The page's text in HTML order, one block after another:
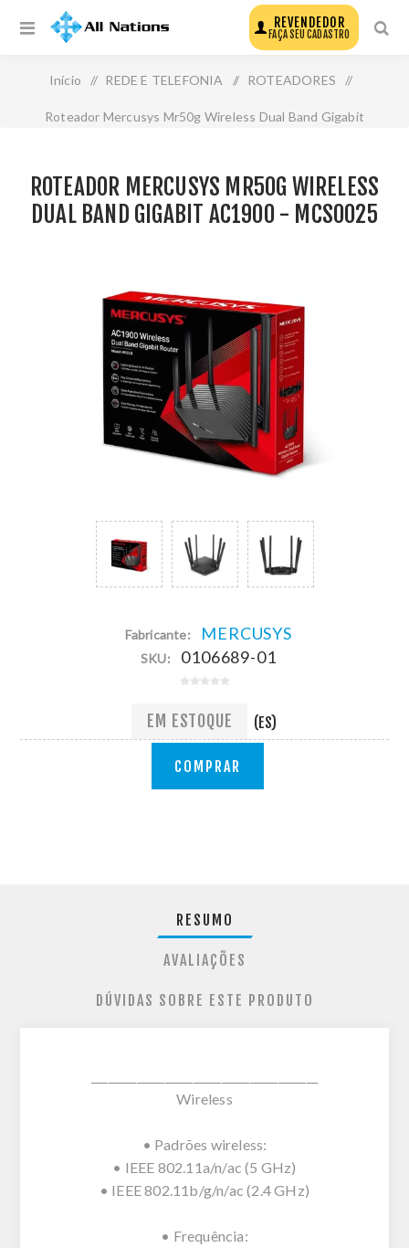
REVENDEDOR
FAÇA SEU CADASTRO
Início / REDE E TELEFONIA / ROTEADORES /
Roteador Mercusys Mr50g Wireless Dual Band Gigabit
ROTEADOR MERCUSYS MR50G WIRELESS
DUAL BAND GIGABIT AC1900 - MCS0025
Fabricante: MERCUSYS
SKU: 0106689-01
EM ESTOQUE (ES)
COMPRAR
RESUMO
AVALIAÇÕES
DÚVIDAS SOBRE ESTE PRODUTO
Wireless
• Padrões wireless:
• IEEE 802.11a/n/ac (5 GHz)
• IEEE 802.11b/g/n/ac (2.4 GHz)
• Frequência: